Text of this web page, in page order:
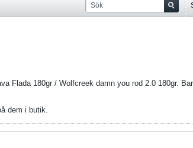
Flada 180gr / Wolfcreek damn you rod 2.0 180gr.
dem i butik.